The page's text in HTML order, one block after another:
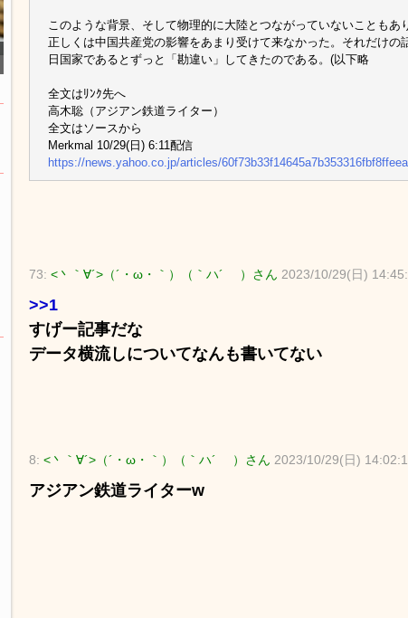
このような背景、そして物理的に大陸とつながっていないこともあ
正しくは中国共産党の影響をあまり受けて来なかった。それだけ
日国家であるとずっと「勘違い」してきたのである。(以下略
全文はﾘﾝｸ先へ
高木聡（アジアン鉄道ライター）
全文はソースから
Merkmal 10/29(日) 6:11配信
https://news.yahoo.co.jp/articles/
73: <丶｀∀´>（´・ω・｀）（｀ハ´ ）さん 2023/10/29(日)
>>1
すげー記事だな
データ横流しについてなんも書いてない
8: <丶｀∀´>（´・ω・｀）（｀ハ´ ）さん 2023/10/29(日)
アジアン鉄道ライターw